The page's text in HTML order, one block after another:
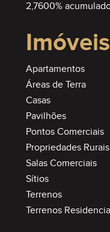
2,7600%
Imóveis
Apartamentos
Áreas de Terra
Casas
Pavilhões
Pontos Comerciais
Propriedades Rurais
Salas Comerciais
Sítios
Terrenos
Terrenos